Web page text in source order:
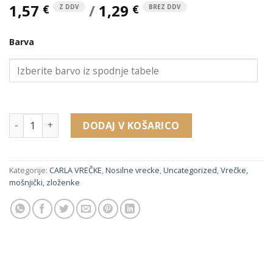
1,57 € Z DDV / 1,29 € BREZ DDV
Barva
MZ822 vrečka (150 x 150 x 80 mm) količina
DODAJ V KOŠARICO
Kategorije: CARLA VREČKE Nosilne vrecke Uncategorized Vrečke,
mošnjički, zloženke